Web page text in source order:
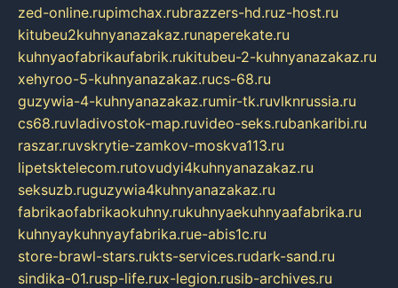
zed-online.rupimchax.rubrazzers-hd.ruz-host.ru
kitubeu2kuhnyanazakaz.runaperekate.ru
kuhnyaofabrikaufabrik.rukitubeu-2-kuhnyanazakaz.ru
xehyroo-5-kuhnyanazakaz.rucs-68.ru
guzywia-4-kuhnyanazakaz.rumir-tk.ruvlknrussia.ru
cs68.ruvladivostok-map.ruvideo-seks.rubankaribi.ru
raszar.ruvskrytie-zamkov-moskva113.ru
lipetsktelecom.rutovudyi4kuhnyanazakaz.ru
seksuzb.ruguzywia4kuhnyanazakaz.ru
fabrikaofabrikaokuhny.rukuhnyaekuhnyaafabrika.ru
kuhnyaykuhnyayfabrika.rue-abis1c.ru
store-brawl-stars.rukts-services.rudark-sand.ru
sindika-01.rusp-life.rux-legion.rusib-archives.ru